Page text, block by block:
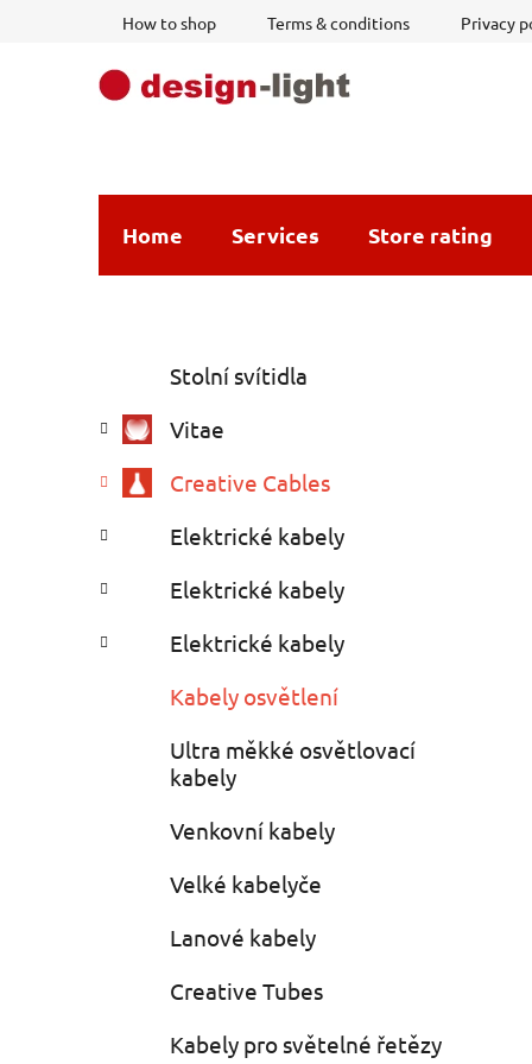
How to shop Terms & conditions Privacy
Home Services Store rating
d
b
r
categories
e
o
i
s
Stolní svítidla
Vitae
Creative Cables
Elektrické kabely
Elektrické kabely
Elektrické kabely
Kabely osvětlení
Ultra měkké osvětlovací
kabely
Venkovní kabely
Velké kabelyče
Lanové kabely
Creative Tubes
Kabely pro světelné řetězy